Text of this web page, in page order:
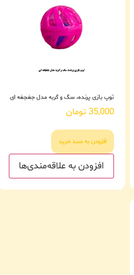
توپ بازی پرنده، سگ و گربه مدل جغجغه‌ ای
35,000 تومان
افزودن به سبد خرید
افزودن به علاقه‌مندی‌ها